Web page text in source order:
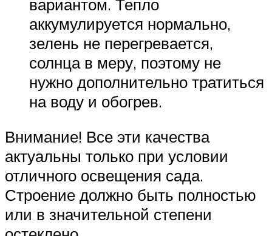
вариантом. Тепло
аккумулируется нормально,
зелень не перегревается,
солнца в меру, поэтому не
нужно дополнительно тратиться
на воду и обогрев.
Внимание! Все эти качества
актуальны только при условии
отличного освещения сада.
Строение должно быть полностью
или в значительной степени